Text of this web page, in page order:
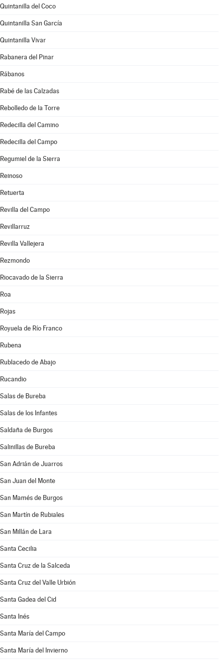
Quintanilla del Coco
Quintanilla San García
Quintanilla Vivar
Rabanera del Pinar
Rábanos
Rabé de las Calzadas
Rebolledo de la Torre
Redecilla del Camino
Redecilla del Campo
Regumiel de la Sierra
Reinoso
Retuerta
Revilla del Campo
Revillarruz
Revilla Vallejera
Rezmondo
Riocavado de la Sierra
Roa
Rojas
Royuela de Río Franco
Rubena
Rublacedo de Abajo
Rucandio
Salas de Bureba
Salas de los Infantes
Saldaña de Burgos
Salinillas de Bureba
San Adrián de Juarros
San Juan del Monte
San Mamés de Burgos
San Martín de Rubiales
San Millán de Lara
Santa Cecilia
Santa Cruz de la Salceda
Santa Cruz del Valle Urbión
Santa Gadea del Cid
Santa Inés
Santa María del Campo
Santa María del Invierno